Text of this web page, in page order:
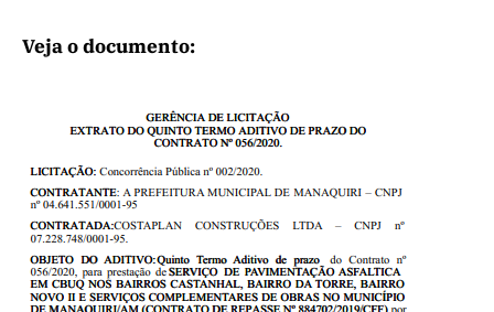
Veja o documento: